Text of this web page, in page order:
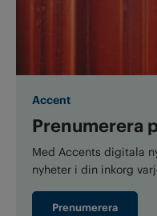
Accent
Prenumerera
Med Accents digitala
nyheter i din inkorg
Prenumerera